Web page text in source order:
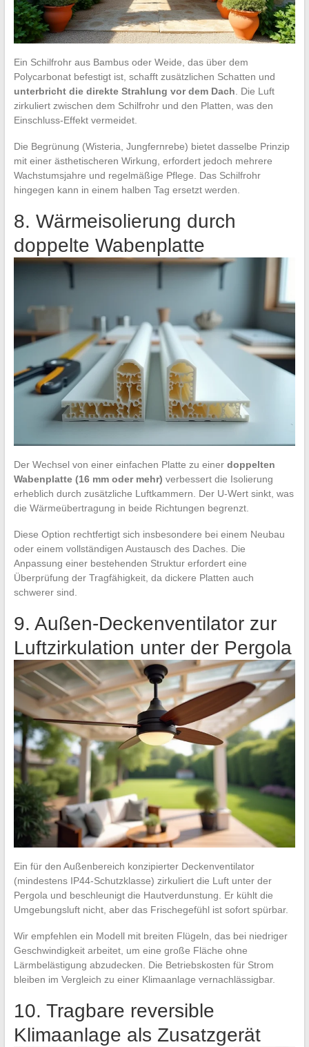
Ein Schilfrohr aus Bambus oder Weide, das über dem
Polycarbonat befestigt ist, schafft zusätzlichen Schatten und
unterbricht die direkte Strahlung vor dem Dach. Die Luft
zirkuliert zwischen dem Schilfrohr und den Platten, was den
Einschluss-Effekt vermeidet.
Die Begrünung (Wisteria, Jungfernrebe) bietet dasselbe Prinzip
mit einer ästhetischeren Wirkung, erfordert jedoch mehrere
Wachstumsjahre und regelmäßige Pflege. Das Schilfrohr
hingegen kann in einem halben Tag ersetzt werden.
8. Wärmeisolierung durch
doppelte Wabenplatte
Der Wechsel von einer einfachen Platte zu einer doppelten
Wabenplatte (16 mm oder mehr) verbessert die Isolierung
erheblich durch zusätzliche Luftkammern. Der U-Wert sinkt, was
die Wärmeübertragung in beide Richtungen begrenzt.
Diese Option rechtfertigt sich insbesondere bei einem Neubau
oder einem vollständigen Austausch des Daches. Die
Anpassung einer bestehenden Struktur erfordert eine
Überprüfung der Tragfähigkeit, da dickere Platten auch
schwerer sind.
9. Außen-Deckenventilator zur
Luftzirkulation unter der Pergola
Ein für den Außenbereich konzipierter Deckenventilator
(mindestens IP44-Schutzklasse) zirkuliert die Luft unter der
Pergola und beschleunigt die Hautverdunstung. Er kühlt die
Umgebungsluft nicht, aber das Frischegefühl ist sofort spürbar.
Wir empfehlen ein Modell mit breiten Flügeln, das bei niedriger
Geschwindigkeit arbeitet, um eine große Fläche ohne
Lärmbelästigung abzudecken. Die Betriebskosten für Strom
bleiben im Vergleich zu einer Klimaanlage vernachlässigbar.
10. Tragbare reversible
Klimaanlage als Zusatzgerät